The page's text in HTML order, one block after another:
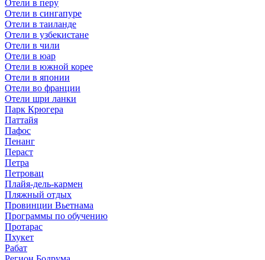
Отели в перу
Отели в сингапуре
Отели в таиланде
Отели в узбекистане
Отели в чили
Отели в юар
Отели в южной корее
Отели в японии
Отели во франции
Отели шри ланки
Парк Крюгера
Паттайя
Пафос
Пенанг
Пераст
Петра
Петровац
Плайя-дель-кармен
Пляжный отдых
Провинции Вьетнама
Программы по обучению
Протарас
Пхукет
Рабат